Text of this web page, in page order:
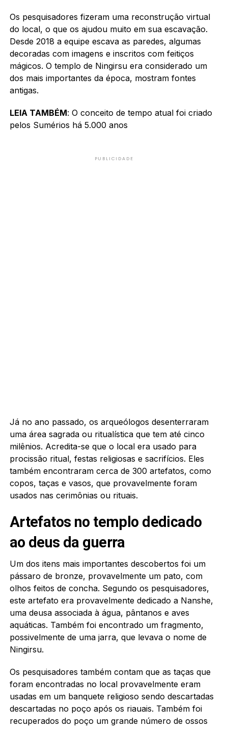
Os pesquisadores fizeram uma reconstrução virtual
do local, o que os ajudou muito em sua escavação.
Desde 2018 a equipe escava as paredes, algumas
decoradas com imagens e inscritos com feitiços
mágicos. O templo de Ningirsu era considerado um
dos mais importantes da época, mostram fontes
antigas.
LEIA TAMBÉM: O conceito de tempo atual foi criado
pelos Sumérios há 5.000 anos
PUBLICIDADE
Já no ano passado, os arqueólogos desenterraram
uma área sagrada ou ritualística que tem até cinco
milênios. Acredita-se que o local era usado para
procissão ritual, festas religiosas e sacrifícios. Eles
também encontraram cerca de 300 artefatos, como
copos, taças e vasos, que provavelmente foram
usados nas cerimônias ou rituais.
Artefatos no templo dedicado
ao deus da guerra
Um dos itens mais importantes descobertos foi um
pássaro de bronze, provavelmente um pato, com
olhos feitos de concha. Segundo os pesquisadores,
este artefato era provavelmente dedicado a Nanshe,
uma deusa associada à água, pântanos e aves
aquáticas. Também foi encontrado um fragmento,
possivelmente de uma jarra, que levava o nome de
Ningirsu.
Os pesquisadores também contam que as taças que
foram encontradas no local provavelmente eram
usadas em um banquete religioso sendo descartadas
descartadas no poço após os riauais. Também foi
recuperados do poço um grande número de ossos